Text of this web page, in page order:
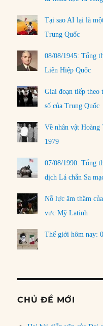
Tại sao AI lại là
Trung Quốc
08/08/1945: Tổng
Liên Hiệp Quốc
Giai đoạn tiếp theo
số của Trung Quốc
Về nhân vật Hoàng
1979
07/08/1990: Tổng
dịch Lá chắn Sa
Nỗ lực âm thầm
vực Mỹ Latinh
Thế giới hôm nay:
CHỦ ĐỀ MỚI